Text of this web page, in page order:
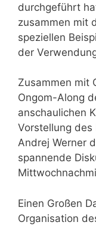
durchgeführt
zusammen mit
speziellen
der
Zusammen mit
Ongom-Along
anschaulichen
Vorstellung des
Andrej Werner
spannende
Einen Großen
Organisation